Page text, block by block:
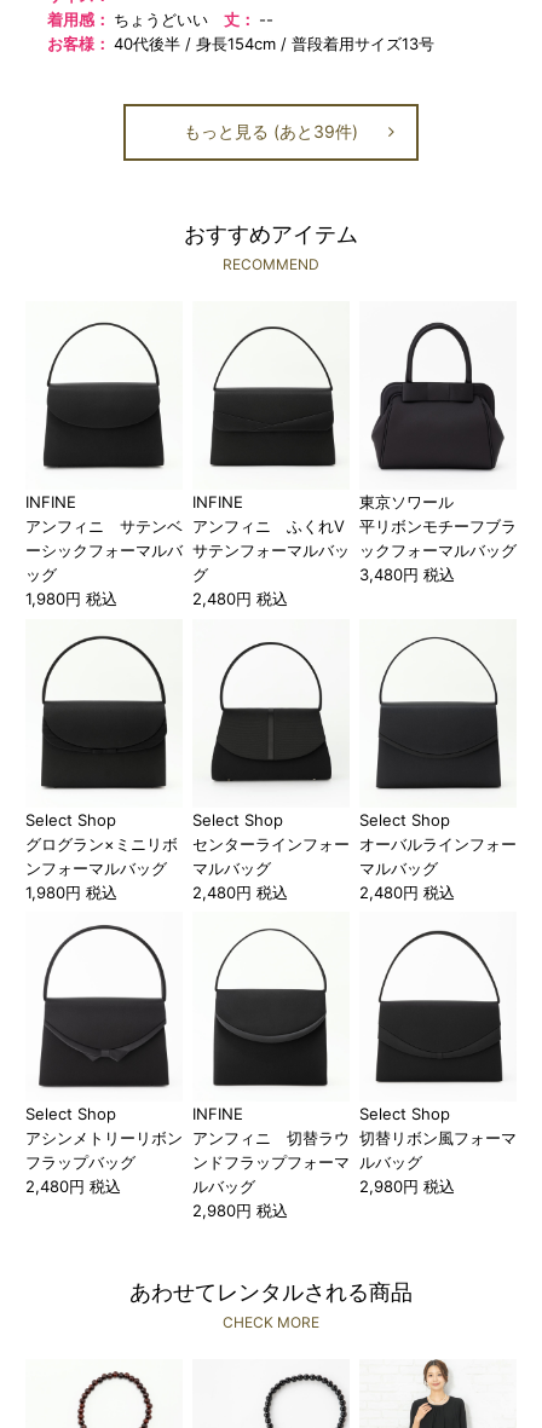
着用感： ちょうどいい 丈： --
お客様：40代後半 身長154cm 普段着用サイズ13号
もっと見る (あと39件)
おすすめアイテム
RECOMMEND
INFINE
アンフィニ サテンベ
ーシックフォーマルバ
ッグ
1,980円 税込
INFINE
アンフィニ ふくれV
サテンフォーマルバッ
グ
2,480円 税込
東京ソワール
平リボンモチーフブラ
ックフォーマルバッグ
3,480円 税込
Select Shop
グログラン×ミニリボ
ンフォーマルバッグ
1,980円 税込
Select Shop
センターラインフォー
マルバッグ
2,480円 税込
Select Shop
オーバルラインフォー
マルバッグ
2,480円 税込
Select Shop
アシンメトリーリボン
フラップバッグ
2,480円 税込
INFINE
アンフィニ 切替ラウ
ンドフラップフォーマ
ルバッグ
2,980円 税込
Select Shop
切替リボン風フォーマ
ルバッグ
2,980円 税込
あわせてレンタルされる商品
CHECK MORE